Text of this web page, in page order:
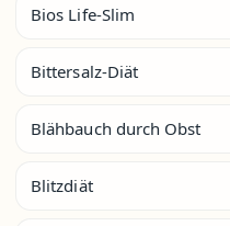
Bios Life-Slim
Bittersalz-Diät
Blähbauch durch Obst
Blitzdiät